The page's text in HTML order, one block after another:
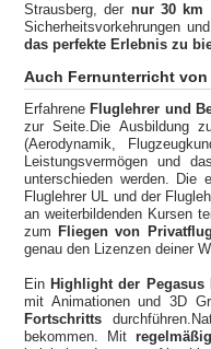
Strausberg, der nur 30 km
Sicherheitsvorkehrungen
das perfekte Erlebnis zu
Auch Fernunterricht
Erfahrene Fluglehrer und
zur Seite.Die Ausbildung
(Aerodynamik,
Leistungsvermögen und
unterschieden werden. Die
Fluglehrer UL und der
an weiterbildenden Kursen
zum Fliegen von
genau den Lizenzen deiner
Ein Highlight der Pegasus
mit Animationen und 3D
Fortschritts
bekommen. Mit